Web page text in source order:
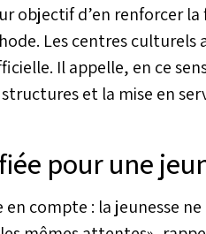
objectif d’en renforcer
Les centres culturels
Il appelle, en ce
et la mise en
pour une
compte : la jeunesse